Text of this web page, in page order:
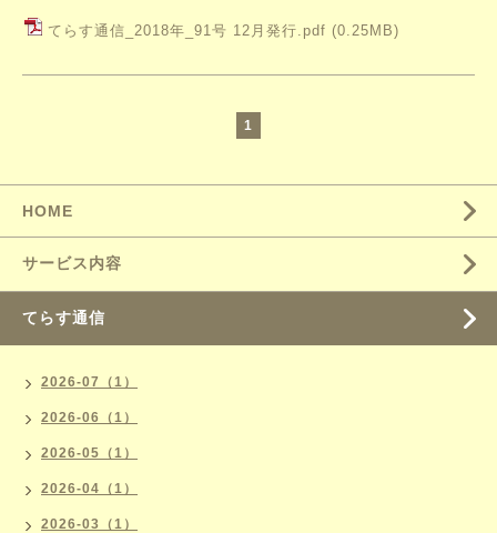
てらす通信_2018年_91号 12月発行.pdf (0.25MB)
1
HOME
サービス内容
てらす通信
2026-07（1）
2026-06（1）
2026-05（1）
2026-04（1）
2026-03（1）